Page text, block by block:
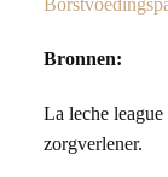
Bronnen:
La leche
zorgverlener.